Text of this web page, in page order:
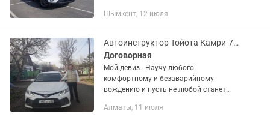
кроссовер үлкен биік көлікте және
Шымкент, 12 июля
Автоинструктор Тойота Камри-75, Максим
Договорная
Мой девиз - Научу любого
комфортному и безаварийному
вождению и пусть не любой станет
огромным опытом работы как в
Алматы, 11 июля